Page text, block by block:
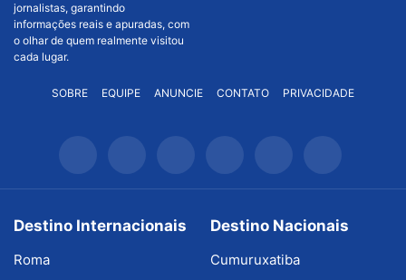
jornalistas, garantindo
informações reais e apuradas, com
o olhar de quem realmente visitou
cada lugar.
SOBRE EQUIPE ANUNCIE CONTATO PRIVACIDADE
Destino Internacionais
Roma
Destino Nacionais
Cumuruxatiba